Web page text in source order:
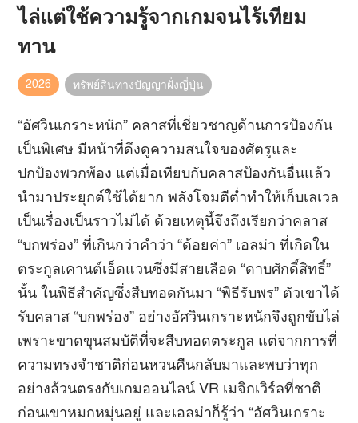
ไล่แต่ใช้ความรู้จากเกมจนไร้เทียม
ทาน
2026 ทรัพย์สินทางปัญญาฝั่งญี่ปุ่น
“อัศวินเกราะหนัก” คลาสที่เชี่ยวชาญด้านการป้องกัน
เป็นพิเศษ มีหน้าที่ดึงดูความสนใจของศัตรูและ
ปกป้องพวกพ้อง แต่เมื่อเทียบกับคลาสป้องกันอื่นแล้ว
นำมาประยุกต์ใช้ได้ยาก พลังโจมตีต่ำทำให้เก็บเลเวล
เป็นเรื่องเป็นราวไม่ได้ ด้วยเหตุนี้จึงถึงเรียกว่าคลาส
“บกพร่อง” ที่เกินกว่าคำว่า “ด้อยค่า” เอลม่า ที่เกิดใน
ตระกูลเคานต์เอ็ดแวนซึ่งมีสายเลือด “ดาบศักดิ์สิทธิ์”
นั้น ในพิธีสำคัญซึ่งสืบทอดกันมา “พิธีรับพร” ตัวเขาได้
รับคลาส “บกพร่อง” อย่างอัศวินเกราะหนักจึงถูกขับไล่
เพราะขาดขุนสมบัติที่จะสืบทอดตระกูล แต่จากการที่
ความทรงจำชาติก่อนหวนคืนกลับมาและพบว่าทุก
อย่างล้วนตรงกับเกมออนไลน์ VR เมจิกเวิร์ลที่ชาติ
ก่อนเขาหมกหมุ่นอยู่ และเอลม่าก็รู้ว่า “อัศวินเกราะ